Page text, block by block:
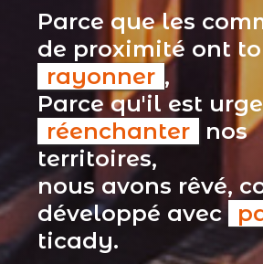
Parce que les
de proximité ont
rayonner ,
Parce qu'il est
réenchanter
nos
territoires,
nous avons rêvé,
développé avec
ticady.